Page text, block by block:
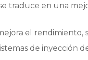
traduce en una
el
de inyección